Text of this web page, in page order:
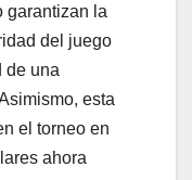
garantizan la
del juego
de una
esta
el torneo en
ahora